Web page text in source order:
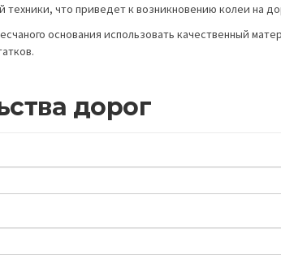
техники, что приведет к возникновению колеи на
основания использовать качественный
дорог